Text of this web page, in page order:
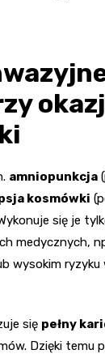
amniopunkcja
kosmówki
się je
medycznych,
wysokim
się pełny
Dzięki temu